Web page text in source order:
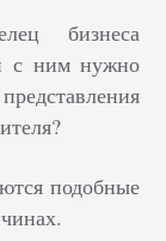
бизнеса
с ним нужно
подобные